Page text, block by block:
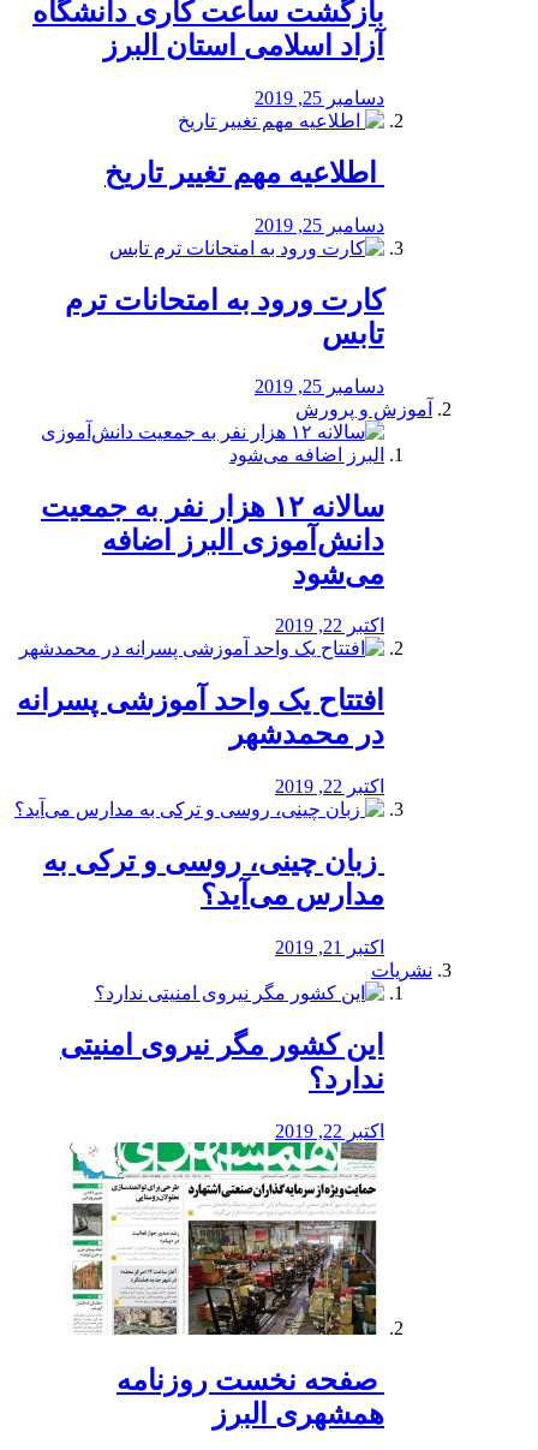
بازگشت ساعت کاری دانشگاه
آزاد اسلامی استان البرز
دسامبر 25, 2019
️ اطلاعیه مهم تغییر تاریخ
دسامبر 25, 2019
کارت ورود به امتحانات ترم
تابس
دسامبر 25, 2019
آموزش و پرورش
️سالانه ۱۲ هزار نفر به جمعیت
دانش‌آموزی البرز اضافه
می‌شود
اکتبر 22, 2019
افتتاح یک واحد آموزشی پسرانه
در محمدشهر
اکتبر 22, 2019
️ زبان چینی، روسی و ترکی به
مدارس می‌آید؟
اکتبر 21, 2019
نشریات
این کشور مگر نیروی امنیتی
ندارد؟
اکتبر 22, 2019
️ صفحه نخست روزنامه‌
همشهری البرز